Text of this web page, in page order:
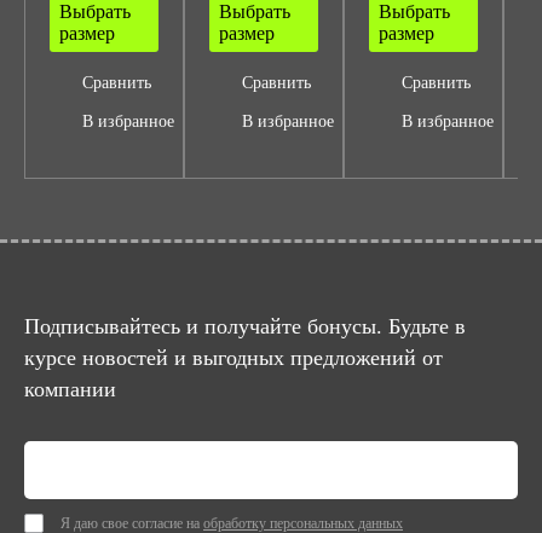
Выбрать
размер
Сравнить
В избранное
Выбрать
размер
Сравнить
В избранное
Выбрать
размер
Сравнить
В избранное
Подписывайтесь и получайте бонусы. Будьте в
курсе новостей и выгодных предложений от
компании
Я даю свое согласие на обработку персональных данных